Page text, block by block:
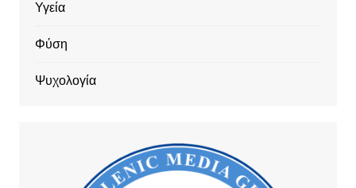
Υγεία
Φύση
Ψυχολογία